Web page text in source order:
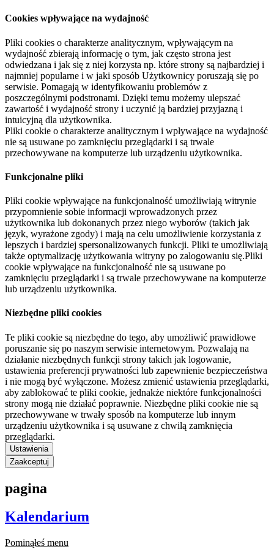
Cookies wpływające na wydajność
Pliki cookies o charakterze analitycznym, wpływającym na
wydajność zbierają informację o tym, jak często strona jest
odwiedzana i jak się z niej korzysta np. które strony są najbardziej i
najmniej popularne i w jaki sposób Użytkownicy poruszają się po
serwisie. Pomagają w identyfikowaniu problemów z
poszczególnymi podstronami. Dzięki temu możemy ulepszać
zawartość i wydajność strony i uczynić ją bardziej przyjazną i
intuicyjną dla użytkownika.
Pliki cookie o charakterze analitycznym i wpływające na wydajność
nie są usuwane po zamknięciu przeglądarki i są trwale
przechowywane na komputerze lub urządzeniu użytkownika.
Funkcjonalne pliki
Pliki cookie wpływające na funkcjonalność umożliwiają witrynie
przypomnienie sobie informacji wprowadzonych przez
użytkownika lub dokonanych przez niego wyborów (takich jak
język, wyrażone zgody) i mają na celu umożliwienie korzystania z
lepszych i bardziej spersonalizowanych funkcji. Pliki te umożliwiają
także optymalizację użytkowania witryny po zalogowaniu się.Pliki
cookie wpływające na funkcjonalność nie są usuwane po
zamknięciu przeglądarki i są trwale przechowywane na komputerze
lub urządzeniu użytkownika.
Niezbędne pliki cookies
Te pliki cookie są niezbędne do tego, aby umożliwić prawidłowe
poruszanie się po naszym serwisie internetowym. Pozwalają na
działanie niezbędnych funkcji strony takich jak logowanie,
ustawienia preferencji prywatności lub zapewnienie bezpieczeństwa
i nie mogą być wyłączone. Możesz zmienić ustawienia przeglądarki,
aby zablokować te pliki cookie, jednakże niektóre funkcjonalności
strony mogą nie działać poprawnie. Niezbędne pliki cookie nie są
przechowywane w trwały sposób na komputerze lub innym
urządzeniu użytkownika i są usuwane z chwilą zamknięcia
przeglądarki.
Ustawienia
Zaakceptuj
pagina
Kalendarium
Pominąłeś menu